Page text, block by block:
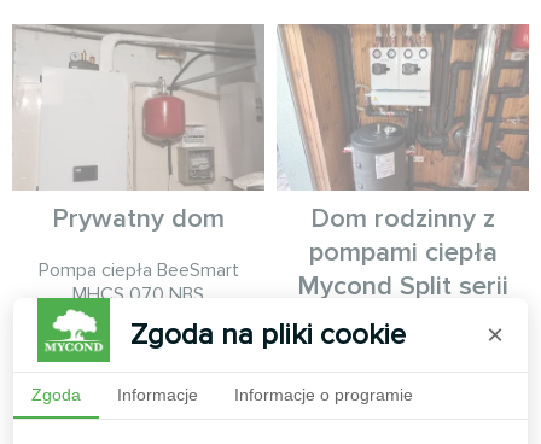
Prywatny dom
Pompа ciepła BeeSmart
MHCS 070 NBS
Dom rodzinny z
pompami ciepła
Mycond Split serii
BeeSmart
seria BeeSmart
Zgoda na pliki cookie ×
Zgoda Informacje Informacje o programie